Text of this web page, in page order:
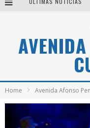
Home Avenida Afonso